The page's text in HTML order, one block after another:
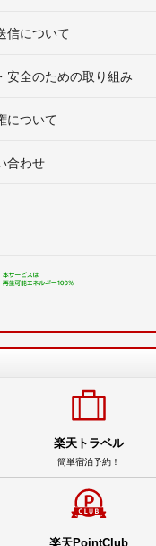
信について
安全のための取り組み
について
合わせ
楽天トラベル
簡単宿泊予約！
楽天PointClub